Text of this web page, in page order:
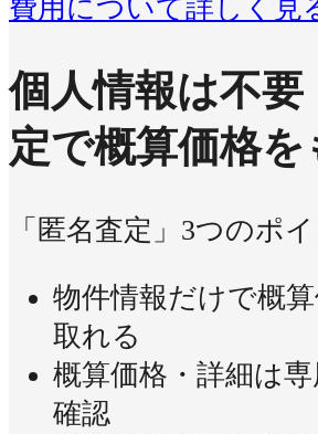
費用について詳しく見
個人情報は不要
定で概算価格を
「匿名査定」3つのポ
物件情報だけで概
取れる
概算価格・詳細は
確認